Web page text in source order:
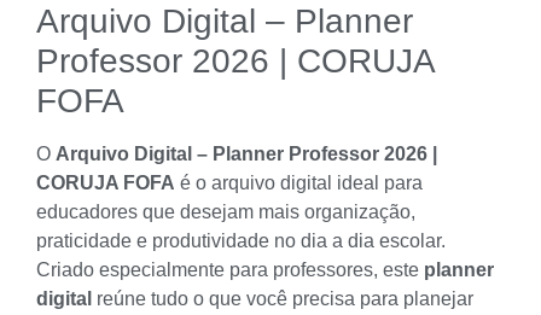
Arquivo Digital – Planner
Professor 2026 | CORUJA
FOFA
O Arquivo Digital – Planner Professor 2026 |
CORUJA FOFA é o arquivo digital ideal para
educadores que desejam mais organização,
praticidade e produtividade no dia a dia escolar.
Criado especialmente para professores, este planner
digital reúne tudo o que você precisa para planejar